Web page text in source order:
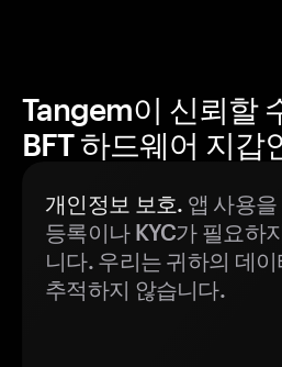
Tangem이 신뢰할
BFT 하드웨어 지갑
개인정보 보호. 앱 사용을
등록이나 KYC가 필요하
니다. 우리는 귀하의 데
추적하지 않습니다.